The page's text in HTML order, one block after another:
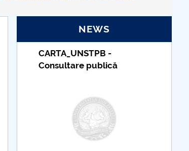
NEWS
Taxe de școlarizare
indexate – Centrul